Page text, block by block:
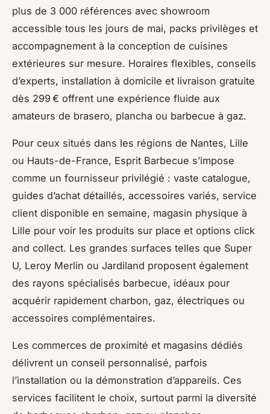
plus de 3 000 références avec showroom
accessible tous les jours de mai, packs privilèges et
accompagnement à la conception de cuisines
extérieures sur mesure. Horaires flexibles, conseils
d’experts, installation à domicile et livraison gratuite
dès 299 € offrent une expérience fluide aux
amateurs de brasero, plancha ou barbecue à gaz.
Pour ceux situés dans les régions de Nantes, Lille
ou Hauts-de-France, Esprit Barbecue s’impose
comme un fournisseur privilégié : vaste catalogue,
guides d’achat détaillés, accessoires variés, service
client disponible en semaine, magasin physique à
Lille pour voir les produits sur place et options click
and collect. Les grandes surfaces telles que Super
U, Leroy Merlin ou Jardiland proposent également
des rayons spécialisés barbecue, idéaux pour
acquérir rapidement charbon, gaz, électriques ou
accessoires complémentaires.
Les commerces de proximité et magasins dédiés
délivrent un conseil personnalisé, parfois
l’installation ou la démonstration d’appareils. Ces
services facilitent le choix, surtout parmi la diversité